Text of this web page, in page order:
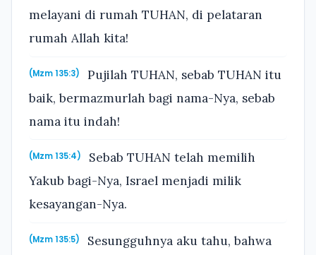
melayani di rumah TUHAN, di pelataran
rumah Allah kita!
(Mzm 135:3)
Pujilah TUHAN, sebab TUHAN itu
baik, bermazmurlah bagi nama-Nya, sebab
nama itu indah!
(Mzm 135:4)
Sebab TUHAN telah memilih
Yakub bagi-Nya, Israel menjadi milik
kesayangan-Nya.
(Mzm 135:5)
Sesungguhnya aku tahu, bahwa